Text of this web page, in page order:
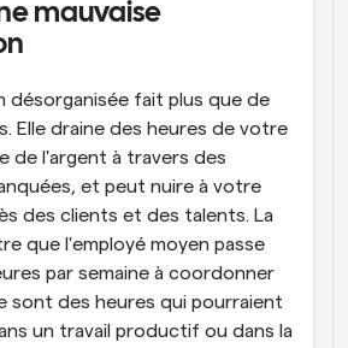
mauvaise
désorganisée fait plus que de
Elle draine des heures de votre
de l'argent à travers des
et peut nuire à votre
des clients et des talents. La
que l'employé moyen passe
par semaine à coordonner
sont des heures qui pourraient
un travail productif ou dans la